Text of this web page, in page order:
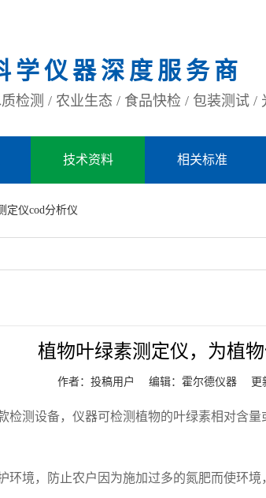
学仪器深度服务商
检测 / 农业生态 / 食品快检 / 包装测试 /
技术资料 相关标准
定仪cod分析仪
植物叶绿素测定仪，为植
作者：投稿用户 编辑： 霍尔德仪器 更
设备，仪器可检测植物的叶绿素相对含量
，防止农户因为施加过多的氮肥而使环境